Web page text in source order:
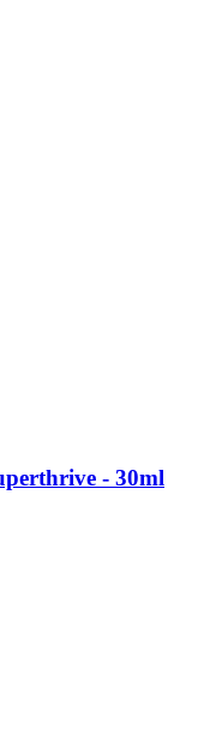
- 30ml